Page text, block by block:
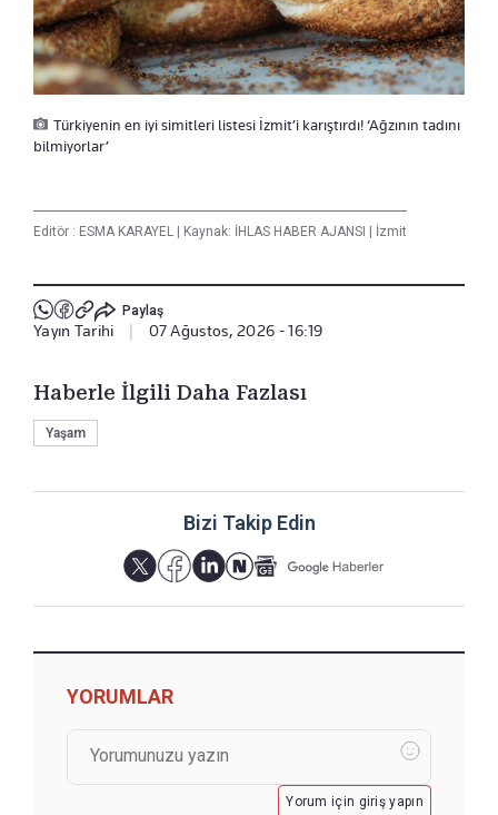
Türkiyenin en iyi simitleri listesi İzmit’i karıştırdı! ‘Ağzının tadını
bilmiyorlar’
Editör : ESMA KARAYEL Kaynak: İHLAS HABER AJANSI İzmit
Paylaş
Yayın Tarihi 07 Ağustos, 2026 - 16:19
Haberle İlgili Daha Fazlası
Yaşam
Bizi Takip Edin
YORUMLAR
Yorum için giriş yapın